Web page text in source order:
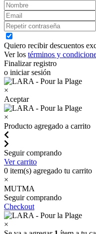
Quiero recibir descuentos
Ver los términos y
Finalizar registro
o iniciar sesión
×
Aceptar
×
Producto agregado a carrito
Seguir comprando
Ver carrito
0 item(s) agregado tu carrito
×
MUTMA
Seguir comprando
Checkout
×